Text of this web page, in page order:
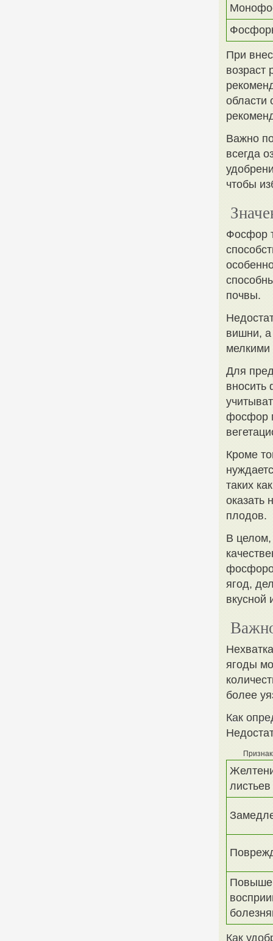
При
возраст
области
Важно
всегда
чтобы
Фосфор
почвы.
вишни,
мелкими
Для
фосфор
Кроме
таких
оказать
плодов.
В
ягод,
вкусной
ягоды
более
Как
листьев
Как